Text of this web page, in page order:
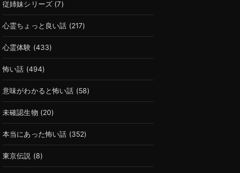
従姉妹シリーズ (7)
心霊ちょっと良い話 (217)
心霊体験 (433)
怖い話 (494)
意味がわかると怖い話 (58)
未確認生物 (20)
本当にあった怖い話 (352)
東京伝説 (8)